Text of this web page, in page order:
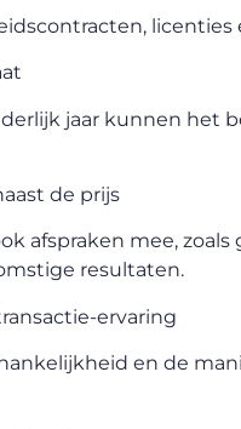
jaar kunnen het
de prijs
afspraken mee,
resultaten.
ervaring
en de